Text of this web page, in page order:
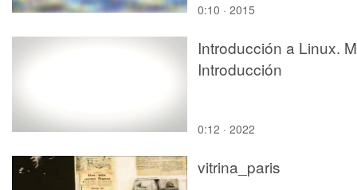
0:10 · 2015
Introducción a Linux.
Introducción
0:12 · 2022
vitrina_paris